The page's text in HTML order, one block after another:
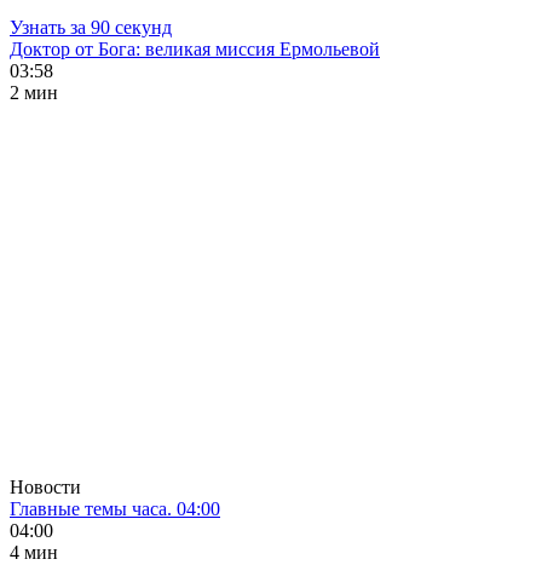
Узнать за 90 секунд
Доктор от Бога: великая миссия Ермольевой
03:58
2 мин
Новости
Главные темы часа. 04:00
04:00
4 мин